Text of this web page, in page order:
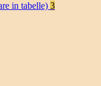
in tabelle) 3